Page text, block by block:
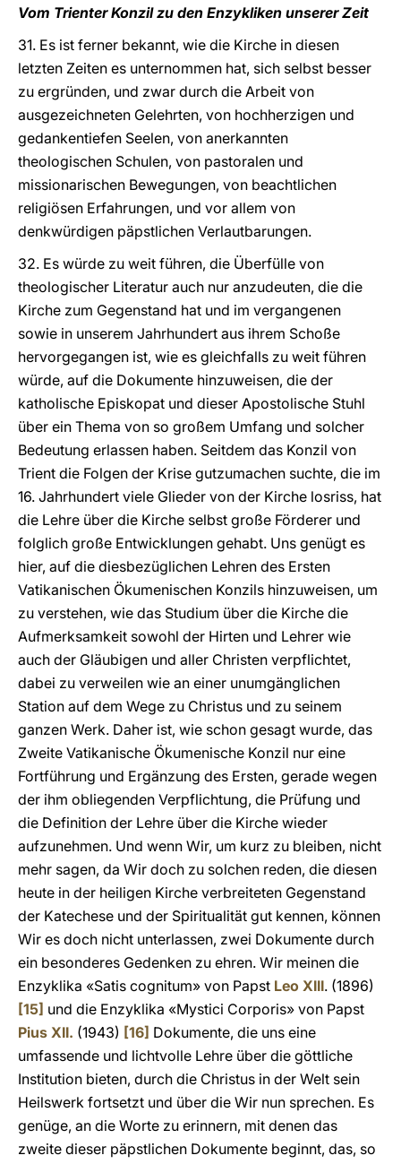
Vom Trienter Konzil zu den Enzykliken unserer Zeit
31. Es ist ferner bekannt, wie die Kirche in diesen
letzten Zeiten es unternommen hat, sich selbst besser
zu ergründen, und zwar durch die Arbeit von
ausgezeichneten Gelehrten, von hochherzigen und
gedankentiefen Seelen, von anerkannten
theologischen Schulen, von pastoralen und
missionarischen Bewegungen, von beachtlichen
religiösen Erfahrungen, und vor allem von
denkwürdigen päpstlichen Verlautbarungen.
32. Es würde zu weit führen, die Überfülle von
theologischer Literatur auch nur anzudeuten, die die
Kirche zum Gegenstand hat und im vergangenen
sowie in unserem Jahrhundert aus ihrem Schoße
hervorgegangen ist, wie es gleichfalls zu weit führen
würde, auf die Dokumente hinzuweisen, die der
katholische Episkopat und dieser Apostolische Stuhl
über ein Thema von so großem Umfang und solcher
Bedeutung erlassen haben. Seitdem das Konzil von
Trient die Folgen der Krise gutzumachen suchte, die im
16. Jahrhundert viele Glieder von der Kirche losriss, hat
die Lehre über die Kirche selbst große Förderer und
folglich große Entwicklungen gehabt. Uns genügt es
hier, auf die diesbezüglichen Lehren des Ersten
Vatikanischen Ökumenischen Konzils hinzuweisen, um
zu verstehen, wie das Studium über die Kirche die
Aufmerksamkeit sowohl der Hirten und Lehrer wie
auch der Gläubigen und aller Christen verpflichtet,
dabei zu verweilen wie an einer unumgänglichen
Station auf dem Wege zu Christus und zu seinem
ganzen Werk. Daher ist, wie schon gesagt wurde, das
Zweite Vatikanische Ökumenische Konzil nur eine
Fortführung und Ergänzung des Ersten, gerade wegen
der ihm obliegenden Verpflichtung, die Prüfung und
die Definition der Lehre über die Kirche wieder
aufzunehmen. Und wenn Wir, um kurz zu bleiben, nicht
mehr sagen, da Wir doch zu solchen reden, die diesen
heute in der heiligen Kirche verbreiteten Gegenstand
der Katechese und der Spiritualität gut kennen, können
Wir es doch nicht unterlassen, zwei Dokumente durch
ein besonderes Gedenken zu ehren. Wir meinen die
Enzyklika «Satis cognitum» von Papst Leo XIII. (1896)
[15] und die Enzyklika «Mystici Corporis» von Papst
Pius XII. (1943) [16] Dokumente, die uns eine
umfassende und lichtvolle Lehre über die göttliche
Institution bieten, durch die Christus in der Welt sein
Heilswerk fortsetzt und über die Wir nun sprechen. Es
genüge, an die Worte zu erinnern, mit denen das
zweite dieser päpstlichen Dokumente beginnt, das, so